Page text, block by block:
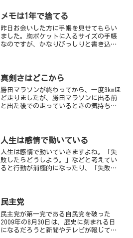
メモは1年で捨てる
昨日お会いした方に手帳を見せてもらい
ました。胸ポケットに入るサイズの手帳
なのですが、かなりびっしりと書き込ま
り付けられており、かなり...
真剣さはどこから
勝田マラソンが終わってから、一度3kmほ
ど走りましたが、勝田マラソンに出る前
と出た後での走っているときの気持ちは
が、出場後に走ったと...
人生は感情で動いている
人生は感情で動いていきますよね。「失
敗したらどうしよう。」などと考えてい
ると行動が消極的になったり、「失敗し
の生き方の方向を変えるこ...
民主党
民主党が第一党である自民党を破った
2009年の8月30日は、歴史に刻まれる日
になるだろうと新聞やテレビが報じてい